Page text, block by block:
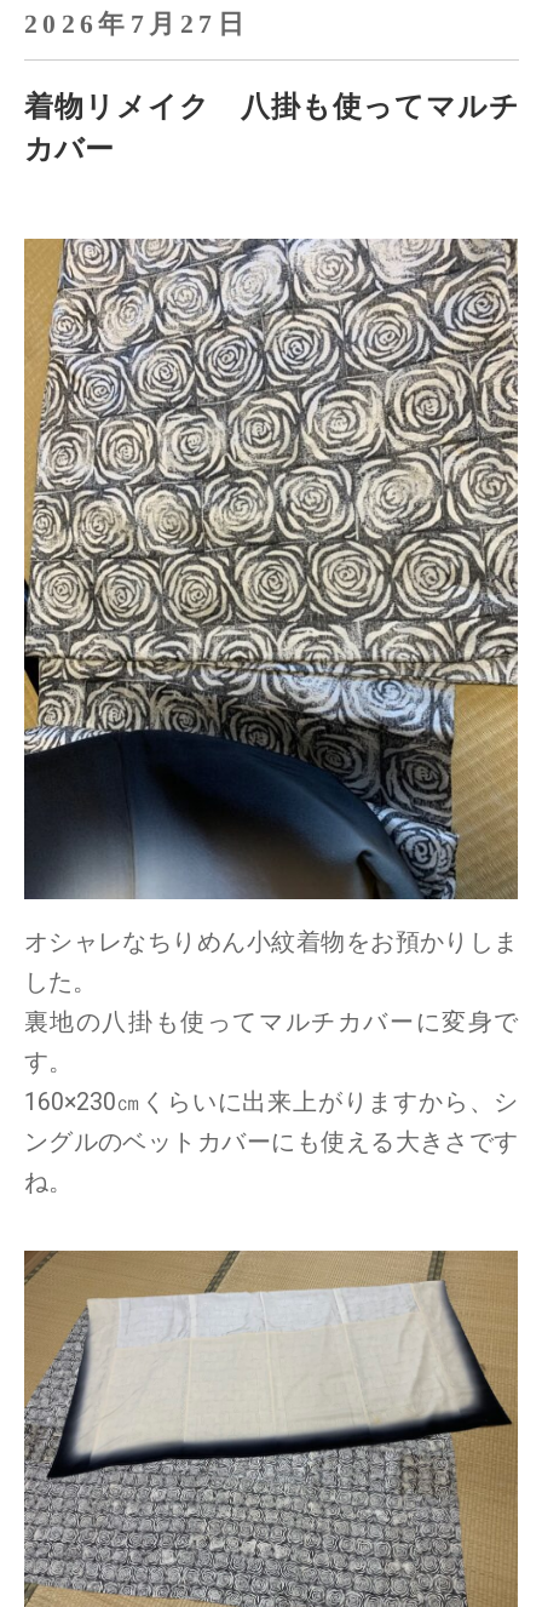
o
k
2026年7月27日
着物リメイク 八掛も使ってマルチ
カバー
オシャレなちりめん小紋着物をお預かりしま
した。
裏地の八掛も使ってマルチカバーに変身で
す。
160×230㎝くらいに出来上がりますから、シ
ングルのベットカバーにも使える大きさです
ね。